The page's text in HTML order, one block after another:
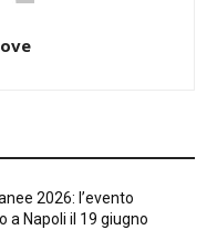
2026: l’evento
a Napoli il 19 giugno